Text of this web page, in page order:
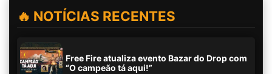
🔥 NOTÍCIAS RECENTES
Free Fire atualiza evento Bazar do Drop com
“O campeão tá aqui!”